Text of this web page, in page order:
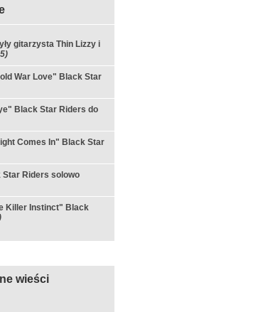
gitarzysta Thin Lizzy i
War Love" Black Star
Black Star Riders do
Comes In" Black Star
Star Riders solowo
Killer Instinct" Black
wieści